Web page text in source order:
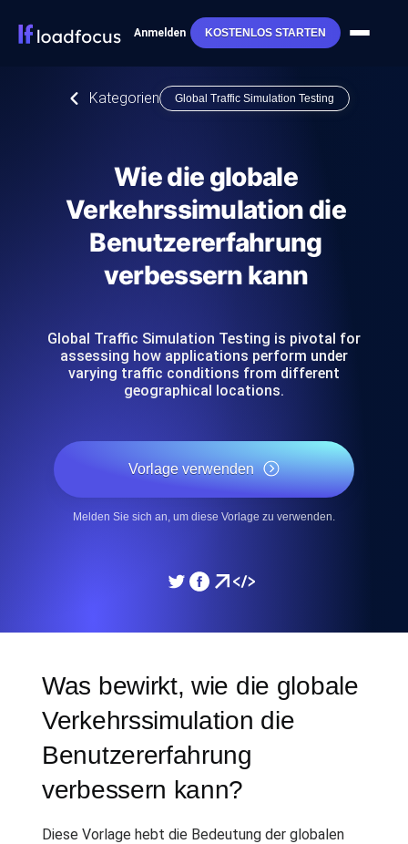
Anmelden KOSTENLOS STARTEN
Kategorien Global Traffic Simulation Testing
Wie die globale
Verkehrssimulation die
Benutzererfahrung
verbessern kann
Global Traffic Simulation Testing is pivotal for
assessing how applications perform under
varying traffic conditions from different
geographical locations.
Vorlage verwenden
Melden Sie sich an, um diese Vorlage zu verwenden.
Was bewirkt, wie die globale
Verkehrssimulation die
Benutzererfahrung
verbessern kann?
Diese Vorlage hebt die Bedeutung der globalen